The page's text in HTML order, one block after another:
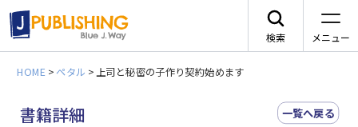
検索 メニュー
HOME > ペタル > 上司と秘密の子作り契約始めます
書籍詳細 一覧へ戻る